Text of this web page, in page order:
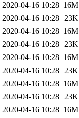
2020-04-16 10:28 16M
2020-04-16 10:28 23K
2020-04-16 10:28 16M
2020-04-16 10:28 23K
2020-04-16 10:28 16M
2020-04-16 10:28 23K
2020-04-16 10:28 16M
2020-04-16 10:28 23K
2020-04-16 10:28 16M